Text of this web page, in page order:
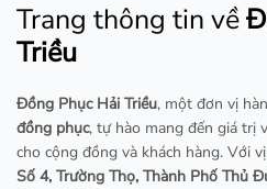
Trang thông tin về
Triều
Đồng Phục Hải Triều, một đơn vị
đồng phục, tự hào mang đến giá trị
cho cộng đồng và khách hàng. Với
Số 4, Trường Thọ, Thành Phố Thủ